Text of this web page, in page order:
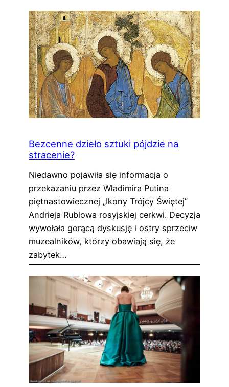
Bezcenne dzieło sztuki pójdzie na
stracenie?
Niedawno pojawiła się informacja o
przekazaniu przez Władimira Putina
piętnastowiecznej „Ikony Trójcy Świętej”
Andrieja Rublowa rosyjskiej cerkwi. Decyzja
wywołała gorącą dyskusję i ostry sprzeciw
muzealników, którzy obawiają się, że
zabytek…